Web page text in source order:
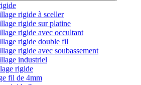
rigide à sceller
rigide sur platine
rigide avec occultant
rigide double fil
rigide avec soubassement
industriel
rigide
fil de 4mm